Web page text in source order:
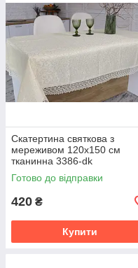
Скатертина святкова з
мереживом 120x150 см
тканинна 3386-dk
Готово до відправки
420 ₴
Купити